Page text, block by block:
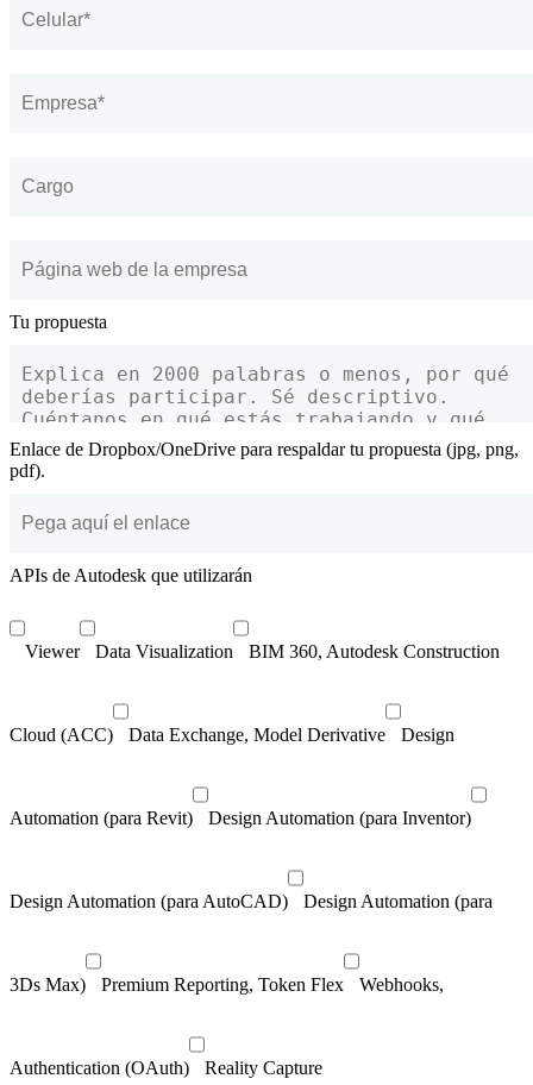
Tu propuesta
Enlace de Dropbox/OneDrive para respaldar tu propuesta (jpg, png,
pdf).
APIs de Autodesk que utilizarán
Viewer Data Visualization BIM 360, Autodesk Construction
Cloud (ACC) Data Exchange, Model Derivative Design
Automation (para Revit) Design Automation (para Inventor)
Design Automation (para AutoCAD) Design Automation (para
3Ds Max) Premium Reporting, Token Flex Webhooks,
Authentication (OAuth)
Reality Capture